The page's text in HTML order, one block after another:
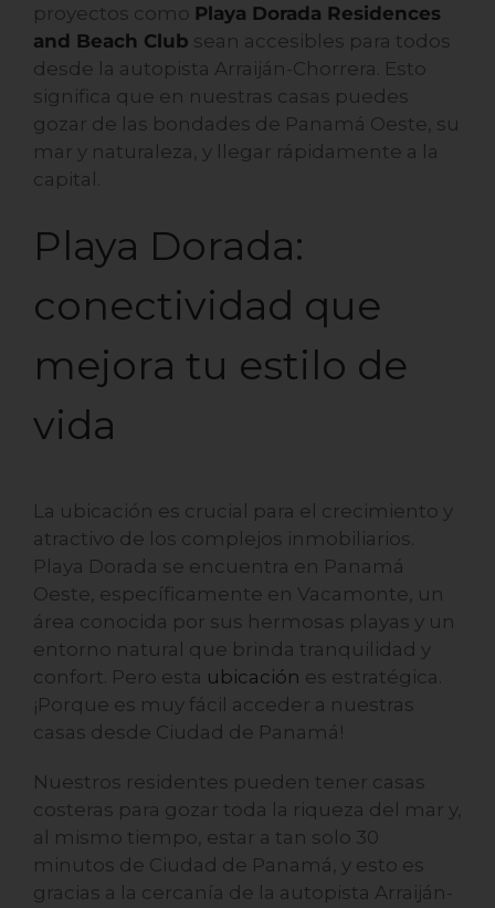
proyectos como Playa Dorada Residences
and Beach Club sean accesibles para todos
desde la autopista Arraiján-Chorrera. Esto
significa que en nuestras casas puedes
gozar de las bondades de Panamá Oeste, su
mar y naturaleza, y llegar rápidamente a la
capital.
Playa Dorada:
conectividad que
mejora tu estilo de
vida
La ubicación es crucial para el crecimiento y
atractivo de los complejos inmobiliarios.
Playa Dorada se encuentra en Panamá
Oeste, específicamente en Vacamonte, un
área conocida por sus hermosas playas y un
entorno natural que brinda tranquilidad y
confort. Pero esta ubicación es estratégica.
¡Porque es muy fácil acceder a nuestras
casas desde Ciudad de Panamá!
Nuestros residentes pueden tener casas
costeras para gozar toda la riqueza del mar y,
al mismo tiempo, estar a tan solo 30
minutos de Ciudad de Panamá, y esto es
gracias a la cercanía de la autopista Arraiján-